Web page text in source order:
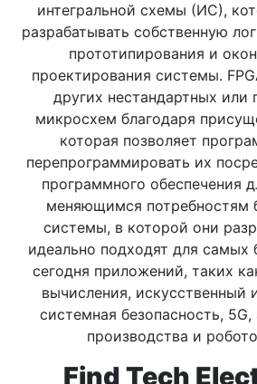
интегральной схемы (ИС),
разрабатывать собственную
прототипирования и
проектирования системы.
других нестандартных или
микросхем благодаря
которая позволяет
перепрограммировать их
программного обеспечения
меняющимся потребностям
системы, в которой они
идеально подходят для самых
сегодня приложений, таких
вычисления, искусственный
системная безопасность,
производства и
Find Tech